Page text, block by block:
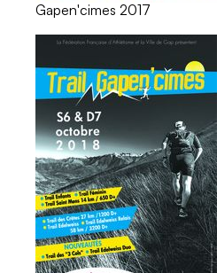
Gapen'cimes 2017